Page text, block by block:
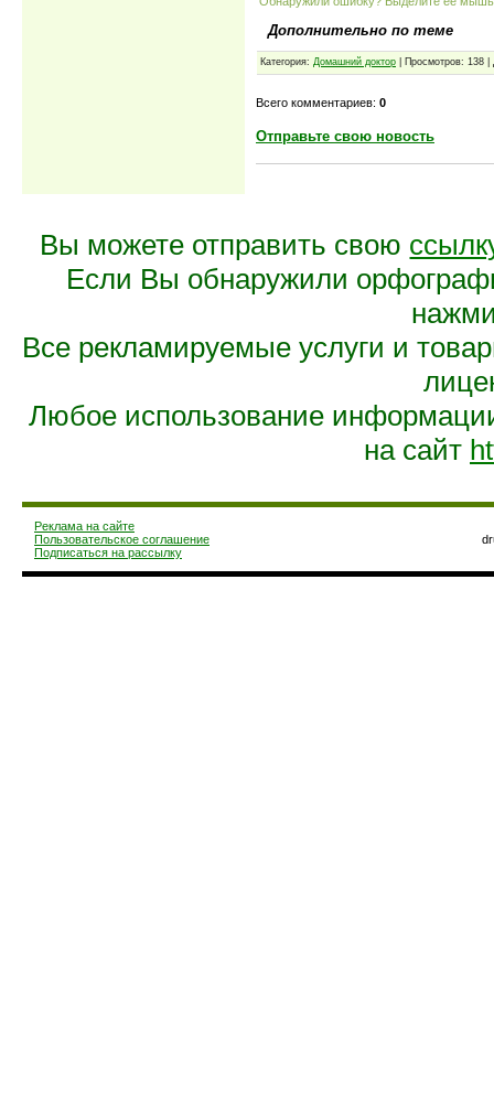
Дополнительно по теме
Категория: Домашний доктор | Просмотров: 138
Всего комментариев: 0
Отправьте свою новость
Вы можете отправить свою
Если Вы обнаружили
Все рекламируемые услуги и
Любое использование
на сайт
Реклама на сайте
Пользовательское соглашение
Подписаться на рассылку